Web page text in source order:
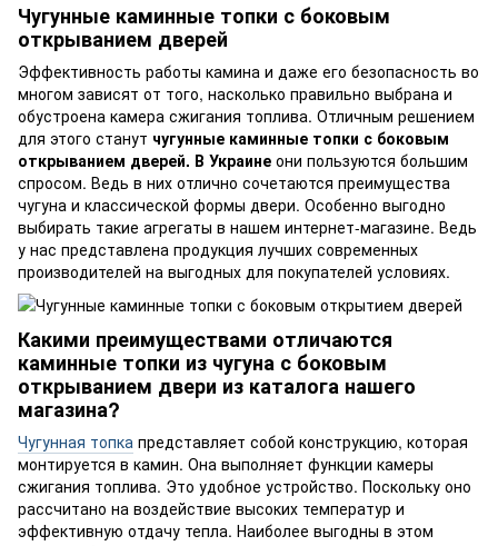
Чугунные каминные топки с боковым
открыванием дверей
Эффективность работы камина и даже его безопасность во
многом зависят от того, насколько правильно выбрана и
обустроена камера сжигания топлива. Отличным решением
для этого станут чугунные каминные топки с боковым
открыванием дверей. В Украине они пользуются большим
спросом. Ведь в них отлично сочетаются преимущества
чугуна и классической формы двери. Особенно выгодно
выбирать такие агрегаты в нашем интернет-магазине. Ведь
у нас представлена продукция лучших современных
производителей на выгодных для покупателей условиях.
Какими преимуществами отличаются
каминные топки из чугуна с боковым
открыванием двери из каталога нашего
магазина?
Чугунная топка представляет собой конструкцию, которая
монтируется в камин. Она выполняет функции камеры
сжигания топлива. Это удобное устройство. Поскольку оно
рассчитано на воздействие высоких температур и
эффективную отдачу тепла. Наиболее выгодны в этом